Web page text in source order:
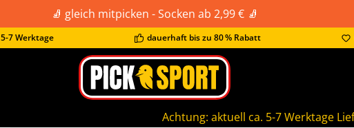
🧦 gleich mitpicken - Socken ab 2,99 € 🧦
7 Werktage dauerhaft bis zu 80 % Rabatt
Achtung: aktuell ca. 5-7 Werktage Lieferzeit!